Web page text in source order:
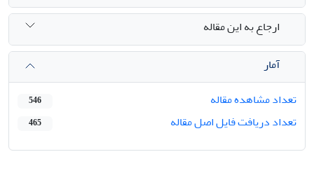
ارجاع به این مقاله
آمار
تعداد مشاهده مقاله
546
تعداد دریافت فایل اصل مقاله 465